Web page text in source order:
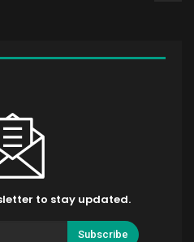
to stay updated.
Subscribe